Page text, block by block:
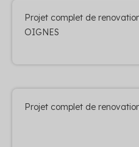
Projet complet de
OIGNES
Projet complet de